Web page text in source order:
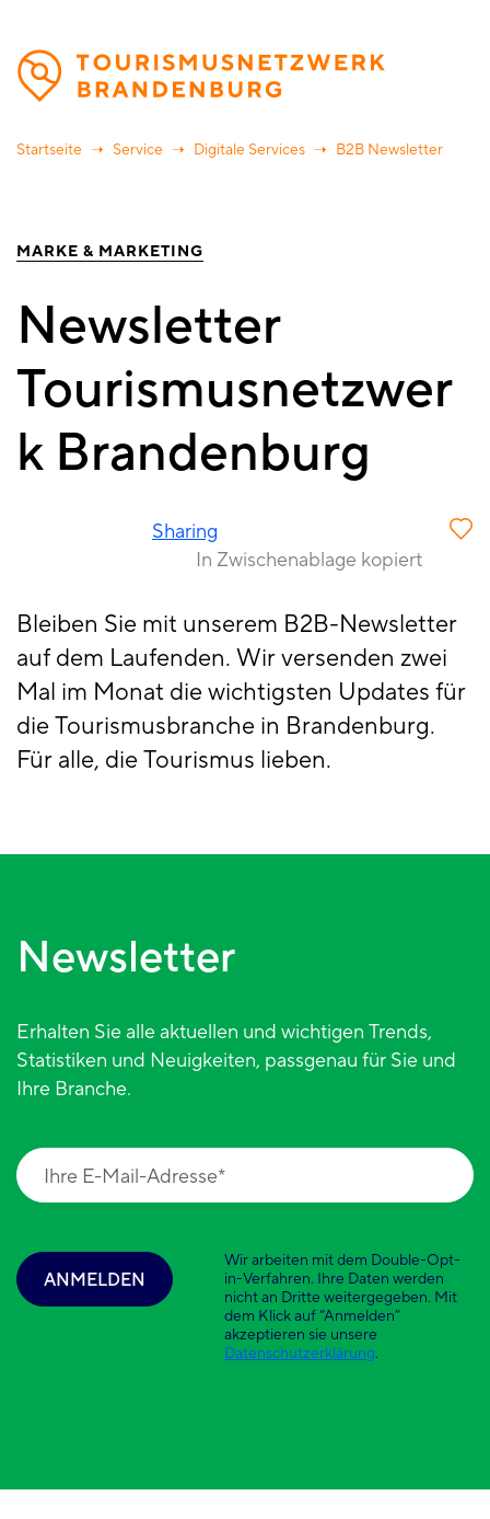
Direkt
zum
Inhalt
Startseite Service Digitale Services B2B Newsletter
MARKE & MARKETING
Newsletter
Tourismusnetzwer
k Brandenburg
Sharing
In Zwischenablage kopiert
Bleiben Sie mit unserem B2B-Newsletter
auf dem Laufenden. Wir versenden zwei
Mal im Monat die wichtigsten Updates für
die Tourismusbranche in Brandenburg.
Für alle, die Tourismus lieben.
Newsletter
Erhalten Sie alle aktuellen und wichtigen Trends,
Statistiken und Neuigkeiten, passgenau für Sie und
Ihre Branche.
Wir arbeiten mit dem Double-Opt-
in-Verfahren. Ihre Daten werden
nicht an Dritte weitergegeben. Mit
dem Klick auf “Anmelden”
akzeptieren sie unsere
Datenschutzerklärung.
ANMELDEN